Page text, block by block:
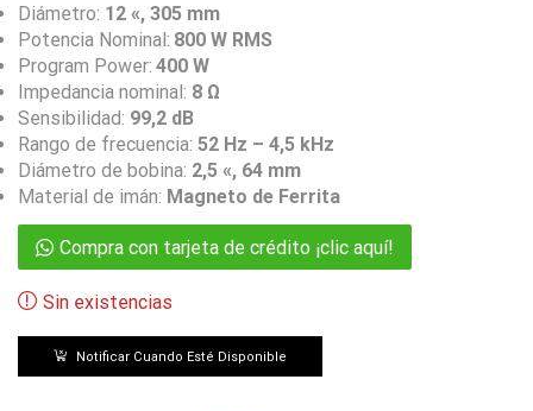
Diámetro: 12 «, 305 mm
Potencia Nominal: 800 W RMS
Program Power: 400 W
Impedancia nominal: 8 Ω
Sensibilidad: 99,2 dB
Rango de frecuencia: 52 Hz – 4,5 kHz
Diámetro de bobina: 2,5 «, 64 mm
Material de imán: Magneto de Ferrita
Compra con tarjeta de crédito ¡clic aquí!
Sin existencias
Notificar Cuando Esté Disponible